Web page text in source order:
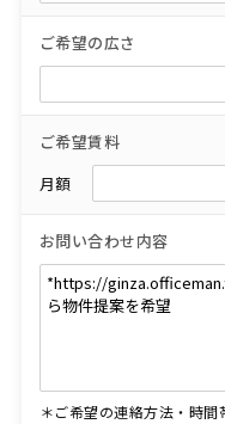
ご希望の広さ
ご希望賃料
月額
お問い合わせ内容
＊ご希望の連絡方法・時